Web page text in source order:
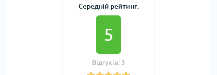
Середній рейтинг:
5
Відгуків: 3